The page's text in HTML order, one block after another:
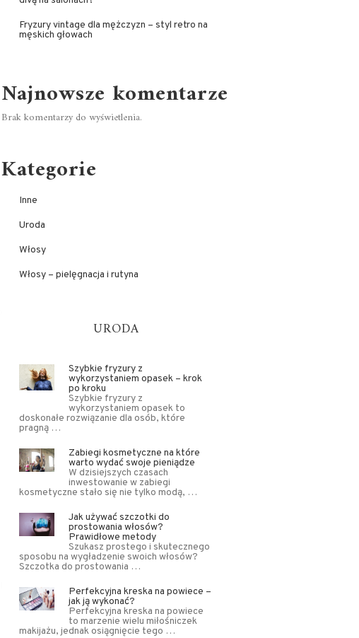
Fryzury vintage dla mężczyzn – styl retro na
męskich głowach
Najnowsze komentarze
Brak komentarzy do wyświetlenia.
Kategorie
Inne
Uroda
Włosy
Włosy – pielęgnacja i rutyna
URODA
Szybkie fryzury z
wykorzystaniem opasek – krok
po kroku
Szybkie fryzury z
wykorzystaniem opasek to
doskonałe rozwiązanie dla osób, które
pragną …
Zabiegi kosmetyczne na które
warto wydać swoje pieniądze
W dzisiejszych czasach
inwestowanie w zabiegi
kosmetyczne stało się nie tylko modą, …
Jak używać szczotki do
prostowania włosów?
Prawidłowe metody
Szukasz prostego i skutecznego
sposobu na wygładzenie swoich włosów?
Szczotka do prostowania …
Perfekcyjna kreska na powiece –
jak ją wykonać?
Perfekcyjna kreska na powiece
to marzenie wielu miłośniczek
makijażu, jednak osiągnięcie tego …